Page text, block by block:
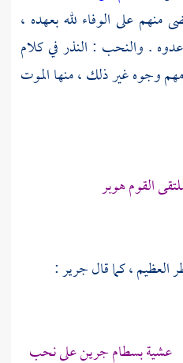
منهم على الوفاء لله بعهده ،
. والنحب : النذر في كلام
وجوه غير ذلك ، منها الموت
القوم هوبر
العظيم ، كما قالجرير :
عشية بسطام جرين على نحب